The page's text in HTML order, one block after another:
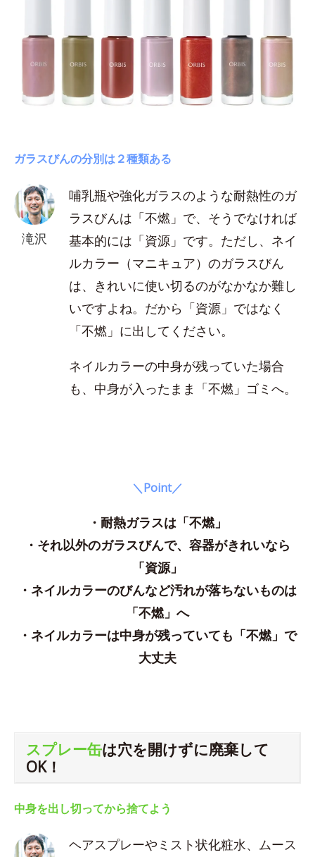
ガラスびんの分別は２種類ある
滝沢
哺乳瓶や強化ガラスのような耐熱性のガ
ラスびんは「不燃」で、そうでなければ
基本的には「資源」です。ただし、ネイ
ルカラー（マニキュア）のガラスびん
は、きれいに使い切るのがなかなか難し
いですよね。だから「資源」ではなく
「不燃」に出してください。
ネイルカラーの中身が残っていた場合
も、中身が入ったまま「不燃」ゴミへ。
＼Point／
・耐熱ガラスは「不燃」
・それ以外のガラスびんで、容器がきれいなら
「資源」
・ネイルカラーのびんなど汚れが落ちないものは
「不燃」へ
・ネイルカラーは中身が残っていても「不燃」で
大丈夫
スプレー缶は穴を開けずに廃棄して
OK！
中身を出し切ってから捨てよう
ヘアスプレーやミスト状化粧水、ムース